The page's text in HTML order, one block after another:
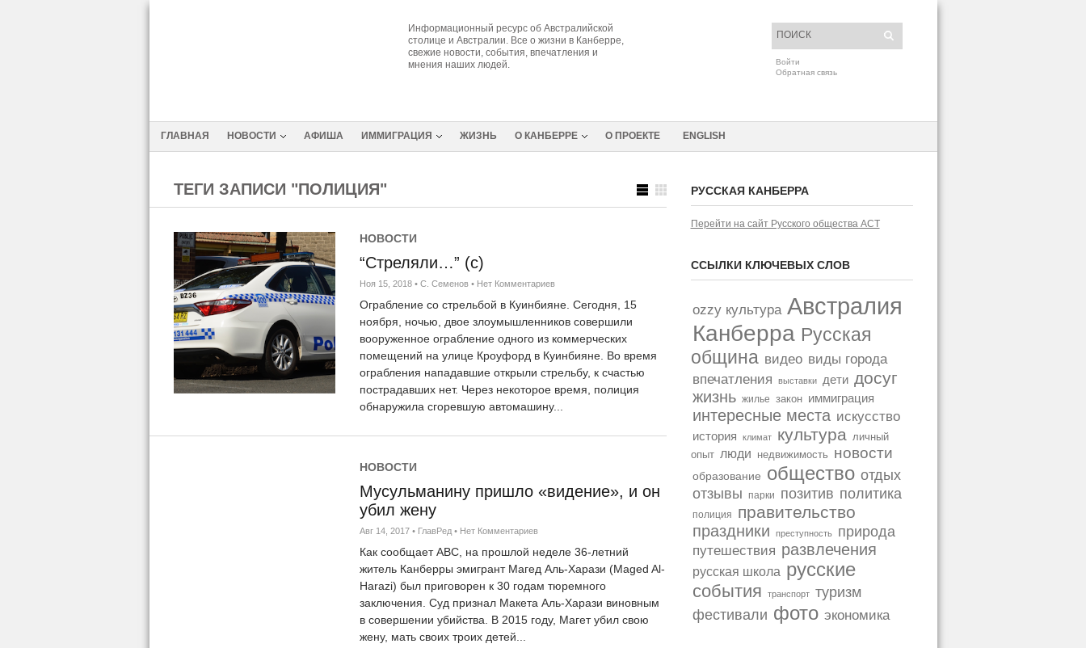
Информационный ресурс об Австралийской
столице и Австралии. Все о жизни в Канберре,
свежие новости, события, впечатления и
мнения наших людей.
Войти
Обратная связь
ГЛАВНАЯ НОВОСТИ АФИША ИММИГРАЦИЯ ЖИЗНЬ О КАНБЕРРЕ О ПРОЕКТЕ ENGLISH
ТЕГИ ЗАПИСИ "ПОЛИЦИЯ"
НОВОСТИ
“Стреляли…” (с)
Ноя 15, 2018 • С. Семенов • Нет Комментариев
Ограбление со стрельбой в Куинбияне. Сегодня, 15
ноября, ночью, двое злоумышленников совершили
вооруженное ограбление одного из коммерческих
помещений на улице Кроуфорд в Куинбияне. Во время
ограбления нападавшие открыли стрельбу, к счастью
пострадавших нет. Через некоторое время, полиция
обнаружила сгоревшую автомашину...
НОВОСТИ
Мусульманину пришло «видение», и он
убил жену
Авг 14, 2017 • ГлавРед • Нет Комментариев
Как сообщает ABC, на прошлой неделе 36-летний
житель Канберры эмигрант Магед Аль-Харази (Maged Al-
Harazi) был приговорен к 30 годам тюремного
заключения. Суд признал Макета Аль-Харази виновным
в совершении убийства. В 2015 году, Магет убил свою
жену, мать своих троих детей...
РУССКАЯ КАНБЕРРА
Перейти на сайт Русского общества АСТ
ССЫЛКИ КЛЮЧЕВЫХ СЛОВ
ozzy культура Австралия
Канберра Русская
община видео виды города
впечатления
выставки дети досуг
жизнь жилье закон иммиграция
интересные места искусство
история климат культура личный
опыт люди недвижимость новости
образование общество отдых
отзывы парки позитив политика
полиция правительство
праздники преступность природа
путешествия развлечения
русская школа русские
события транспорт туризм
фестивали фото экономика